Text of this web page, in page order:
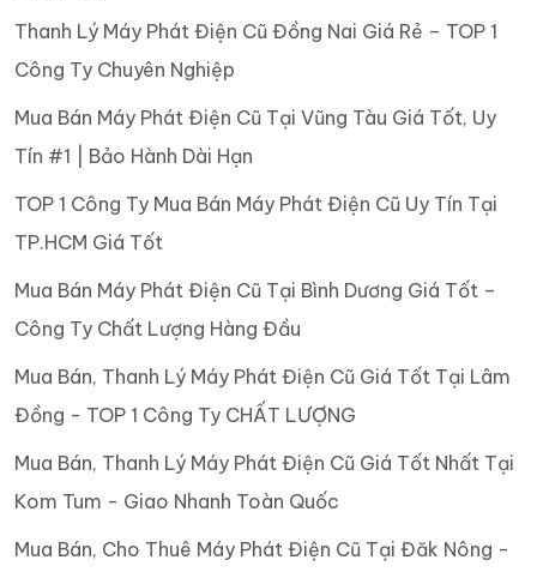
Thanh Lý Máy Phát Điện Cũ Đồng Nai Giá Rẻ – TOP 1
Công Ty Chuyên Nghiệp
Mua Bán Máy Phát Điện Cũ Tại Vũng Tàu Giá Tốt, Uy
Tín #1 | Bảo Hành Dài Hạn
TOP 1 Công Ty Mua Bán Máy Phát Điện Cũ Uy Tín Tại
TP.HCM Giá Tốt
Mua Bán Máy Phát Điện Cũ Tại Bình Dương Giá Tốt –
Công Ty Chất Lượng Hàng Đầu
Mua Bán, Thanh Lý Máy Phát Điện Cũ Giá Tốt Tại Lâm
Đồng - TOP 1 Công Ty CHẤT LƯỢNG
Mua Bán, Thanh Lý Máy Phát Điện Cũ Giá Tốt Nhất Tại
Kom Tum - Giao Nhanh Toàn Quốc
Mua Bán, Cho Thuê Máy Phát Điện Cũ Tại Đăk Nông -